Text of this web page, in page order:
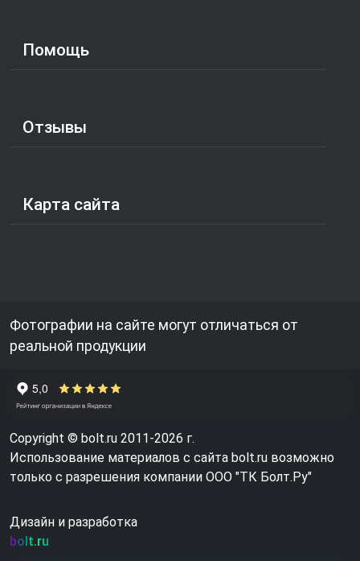
Помощь
Отзывы
Карта сайта
Фотографии на сайте могут отличаться от
реальной продукции
Copyright © bolt.ru 2011-2026 г.
Использование материалов с сайта bolt.ru возможно
только с разрешения компании ООО "ТК Болт.Ру"
Дизайн и разработка
bolt.ru